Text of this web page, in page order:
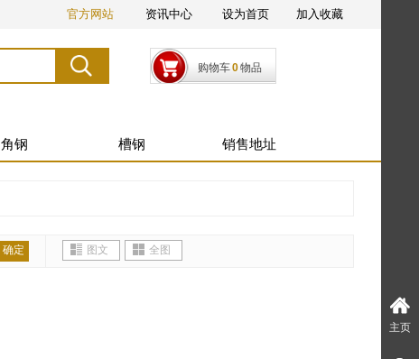
设为首页 加入收藏
官方网站 资讯中心
购物车0物品
搜 索
角钢 槽钢 销售地址
确定 图文 全图
主页